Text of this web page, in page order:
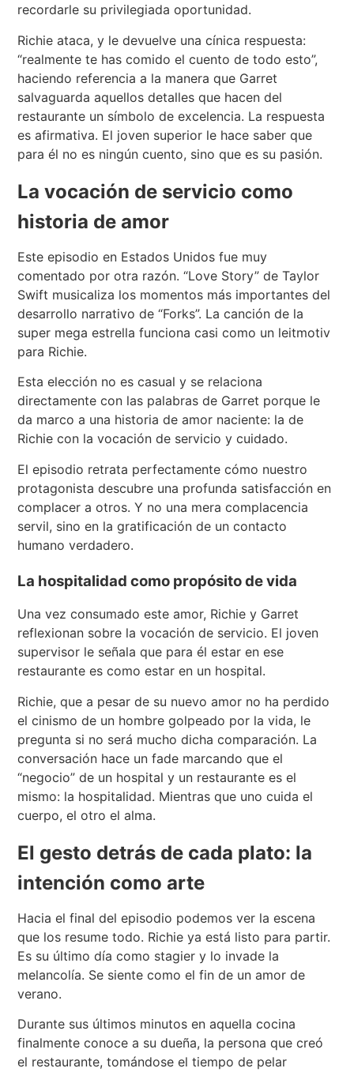
recordarle su privilegiada oportunidad.
Richie ataca, y le devuelve una cínica respuesta:
“realmente te has comido el cuento de todo esto”,
haciendo referencia a la manera que Garret
salvaguarda aquellos detalles que hacen del
restaurante un símbolo de excelencia. La respuesta
es afirmativa. El joven superior le hace saber que
para él no es ningún cuento, sino que es su pasión.
La vocación de servicio como
historia de amor
Este episodio en Estados Unidos fue muy
comentado por otra razón. “Love Story” de Taylor
Swift musicaliza los momentos más importantes del
desarrollo narrativo de “Forks”. La canción de la
super mega estrella funciona casi como un leitmotiv
para Richie.
Esta elección no es casual y se relaciona
directamente con las palabras de Garret porque le
da marco a una historia de amor naciente: la de
Richie con la vocación de servicio y cuidado.
El episodio retrata perfectamente cómo nuestro
protagonista descubre una profunda satisfacción en
complacer a otros. Y no una mera complacencia
servil, sino en la gratificación de un contacto
humano verdadero.
La hospitalidad como propósito de vida
Una vez consumado este amor, Richie y Garret
reflexionan sobre la vocación de servicio. El joven
supervisor le señala que para él estar en ese
restaurante es como estar en un hospital.
Richie, que a pesar de su nuevo amor no ha perdido
el cinismo de un hombre golpeado por la vida, le
pregunta si no será mucho dicha comparación. La
conversación hace un fade marcando que el
“negocio” de un hospital y un restaurante es el
mismo: la hospitalidad. Mientras que uno cuida el
cuerpo, el otro el alma.
El gesto detrás de cada plato: la
intención como arte
Hacia el final del episodio podemos ver la escena
que los resume todo. Richie ya está listo para partir.
Es su último día como stagier y lo invade la
melancolía. Se siente como el fin de un amor de
verano.
Durante sus últimos minutos en aquella cocina
finalmente conoce a su dueña, la persona que creó
el restaurante, tomándose el tiempo de pelar